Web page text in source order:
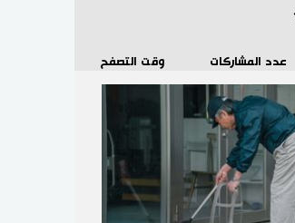
عدد المشاركات وقت التصفح